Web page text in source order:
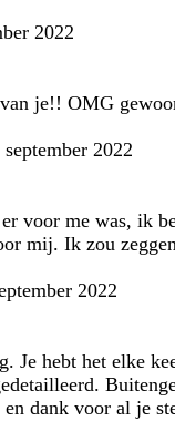
2022
je!! OMG
2022
voor me was, ik
mij. Ik zou
2022
Je hebt het elke
dank voor al je